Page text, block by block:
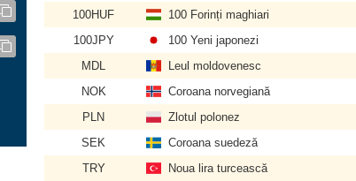
100HUF
100 Forinți maghiari
100JPY
100 Yeni japonezi
MDL
Leul moldovenesc
NOK
Coroana norvegiană
PLN
Zlotul polonez
SEK
Coroana suedeză
TRY
Noua lira turcească